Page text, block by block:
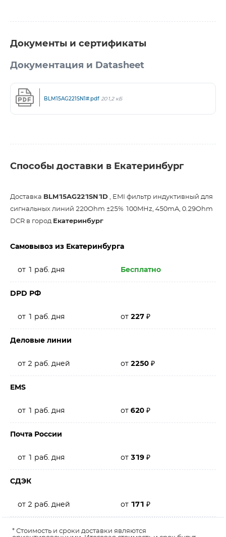
Документы и сертификаты
Документация и Datasheet
BLM15AG221SN1#.pdf 201,2 кБ
Способы доставки в Екатеринбург
Доставка BLM15AG221SN1D , EMI фильтр индуктивный для
сигнальных линий 220Ohm ±25% 100MHz, 450mA, 0.29Ohm
DCR в город Екатеринбург
Самовывоз из Екатеринбурга
от 1 раб. дня Бесплатно
DPD РФ
от 1 раб. дня от 227 ₽
Деловые линии
от 2 раб. дней от 2250 ₽
EMS
от 1 раб. дня от 620 ₽
Почта России
от 1 раб. дня от 319 ₽
СДЭК
от 2 раб. дней от 171 ₽
* Стоимость и сроки доставки являются